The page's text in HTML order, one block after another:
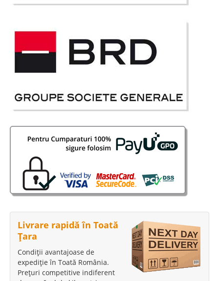
Livrare rapidă în Toată
Țara
Condiții avantajoase de
expediție în Toată România.
Prețuri competitive indiferent